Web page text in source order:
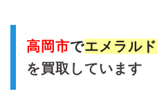
高岡市でエメラルド
を買取しています